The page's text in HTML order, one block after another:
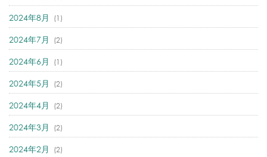
2024年8月 (1)
2024年7月 (2)
2024年6月 (1)
2024年5月 (2)
2024年4月 (2)
2024年3月 (2)
2024年2月 (2)